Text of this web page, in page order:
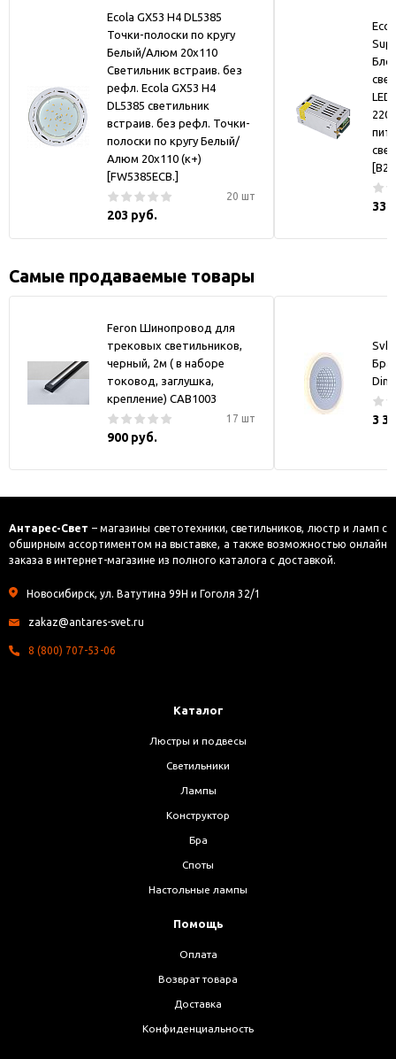
Ecola GX53 H4 DL5385
Точки-полоски по кругу
Белый/Алюм 20x110
Светильник встраив. без
рефл. Ecola GX53 H4
DL5385 светильник
встраив. без рефл. Точки-
полоски по кругу Белый/
Алюм 20x110 (к+)
[FW5385ECB.]
20 шт
203 руб.
Самые продаваемые товары
Feron Шинопровод для
трековых светильников,
черный, 2м ( в наборе
токовод, заглушка,
крепление) CAB1003
17 шт
900 руб.
Бра
3
Антарес-Свет – магазины светотехники, светильников, люстр и ламп с
обширным ассортиментом на выставке, а также возможностью онлайн
заказа в интернет-магазине из полного каталога с доставкой.
Новосибирск, ул. Ватутина 99Н и Гоголя 32/1
zakaz@antares-svet.ru
8 (800) 707-53-06
Каталог
Люстры и подвесы
Светильники
Лампы
Конструктор
Бра
Споты
Настольные лампы
Помощь
Оплата
Возврат товара
Доставка
Конфиденциальность